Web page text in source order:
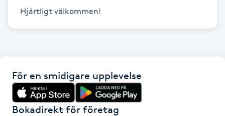
Föning
Gel naglar
Gelenaglar
Hjärtligt välkommen!
För en smidigare upplevelse
Bokadirekt för företag